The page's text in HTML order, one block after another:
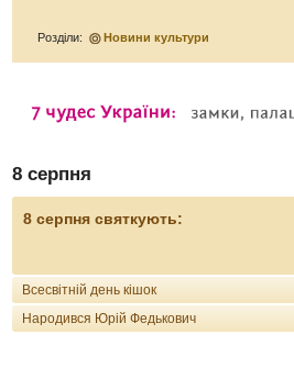
Розділи: Новини культури
8 серпня
8 серпня святкують:
Всесвітній день кішок
Народився Юрій Федькович